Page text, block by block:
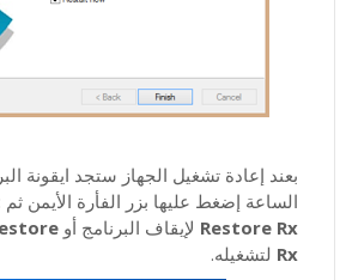
بعند إعادة تشغيل الجهاز ستجد ايقونة
الساعة إضغط عليها بزر الفأرة الأيمن ثم
Restore Rx لإيقاف البرنامج أو
Rx لتشغيله.